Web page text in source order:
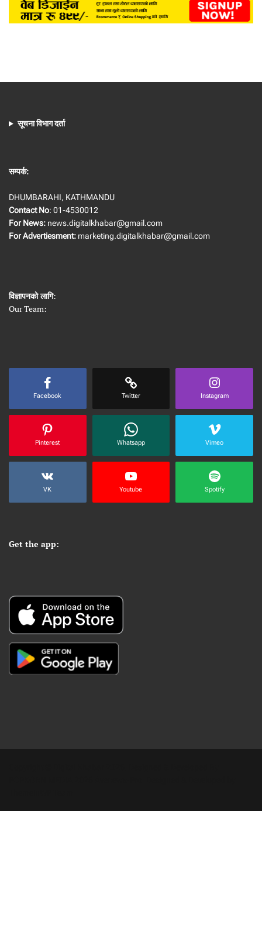
सूचना विभाग दर्ता
सम्पर्क:
DHUMBARAHI, KATHMANDU
Contact No: 01-4530012
For News: news.digitalkhabar@gmail.com
For Advertiesment: marketing.digitalkhabar@gmail.com
विज्ञापनको लागि:
Our Team:
Facebook Twitter Instagram
Pinterest Whatsapp Vimeo
VK Youtube Spotify
Get the app: